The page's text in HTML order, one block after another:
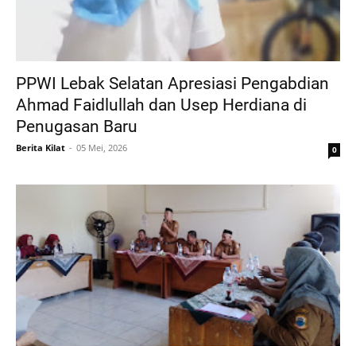
PPWI Lebak Selatan Apresiasi Pengabdian
Ahmad Faidlullah dan Usep Herdiana di
Penugasan Baru
Berita Kilat 05 Mei, 2026 0